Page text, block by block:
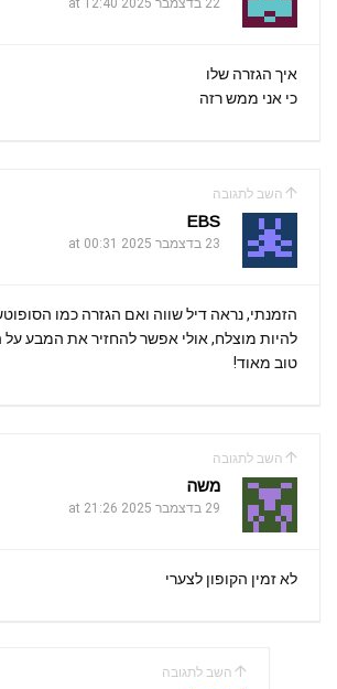
22 בדצמבר 2025 at 12:40
איך הגזרה שלו
כי אני ממש רזה
השב לתגובה
EBS
23 בדצמבר 2025 at 00:31
הזמנתי, נראה דיל שווה ואם הגזרה כמו
להיות מוצלח, אולי אפשר להחזיר את המבע על
טוב מאוד!
השב לתגובה
משה
29 בדצמבר 2025 at 21:26
לא זמין הקופון לצערי
השב לתגובה